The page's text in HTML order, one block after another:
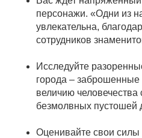
персонажи. «Одни из
увлекательна,
сотрудников
Исследуйте
города –
величию
безмолвных пустошей
Оценивайте свои силы